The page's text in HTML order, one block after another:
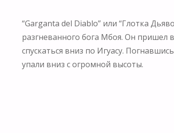
“Garganta del Diablo” или “Глотка
разгневанного бога Мбоя. Он пришел
спускаться вниз по Игуасу.
упали вниз с огромной высоты.